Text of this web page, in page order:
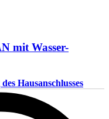
mit Wasser-
Hausanschlusses